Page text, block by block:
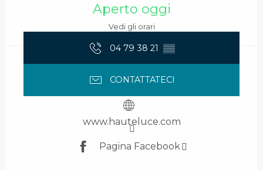
Aperto oggi
Vedi gli orari
04 79 38 21 ▒▒
CONTATTATECI
www.hauteluce.com
Pagina Facebook